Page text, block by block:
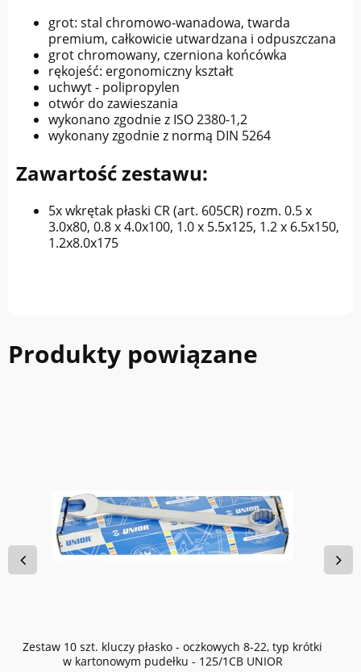
grot: stal chromowo-wanadowa, twarda
premium, całkowicie utwardzana i odpuszczana
grot chromowany, czerniona końcówka
rękojeść: ergonomiczny kształt
uchwyt - polipropylen
otwór do zawieszania
wykonano zgodnie z ISO 2380-1,2
wykonany zgodnie z normą DIN 5264
Zawartość zestawu:
5x wkrętak płaski CR (art. 605CR) rozm. 0.5 x
3.0x80, 0.8 x 4.0x100, 1.0 x 5.5x125, 1.2 x 6.5x150,
1.2x8.0x175
Produkty powiązane
Zestaw 10 szt. kluczy płasko - oczkowych 8-22, typ krótki
w kartonowym pudełku - 125/1CB UNIOR